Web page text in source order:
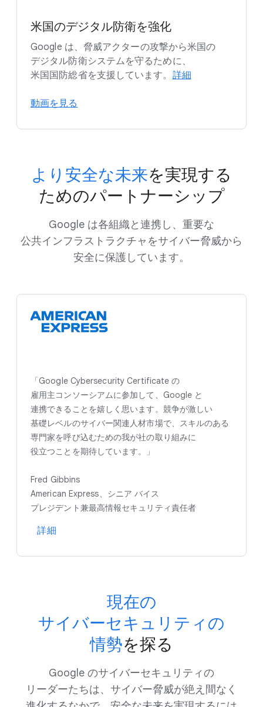
米国の​デジタル防衛を​強化
Google は、​脅威アクターの​攻撃から​米国の​
デジタル防衛システムを​守る​ために、​
米国国防総省を​支援しています。 詳細
動画を​見る
より​安全な​未来を​実現する​
ための​パートナーシップ
Google は​各組織と​連携し、​重要な​
公共インフラストラクチャを​サイバー脅威から​
安全に​保護しています。
「Google Cybersecurity Certificate の​
雇用主コンソーシアムに​参加して、​Google と​
連携できる​ことを​嬉しく​思います。​競争が​激しい​
基礎レベルの​サイバー関連人材市場で、​スキルの​ある​
専門家を​呼び込むための​我が​社の​取り組みに​
役立つことを​期待しています。」
Fred Gibbins
American Express、​シニア バイス
プレジデント兼最高情報セキュリティ責任者
詳細
現在の​
サイバーセキュリティの​
情勢を​探る
Google の​サイバーセキュリティの​
リーダーたちは、​サイバー脅威が​絶え間なく​